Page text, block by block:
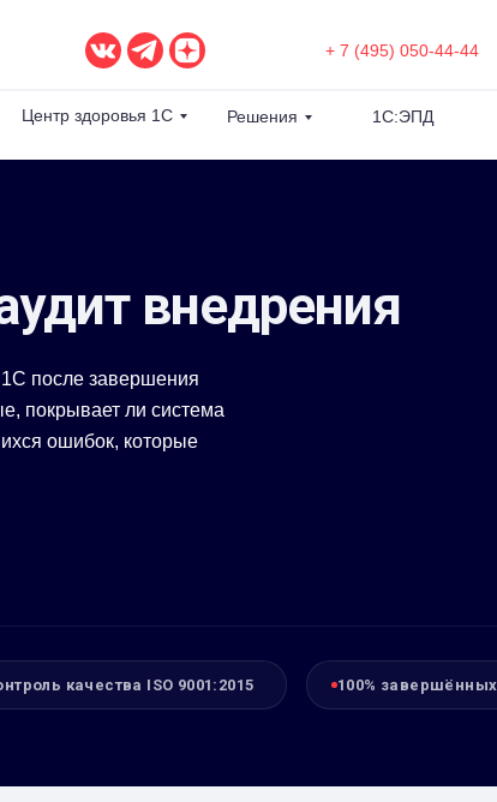
+ 7 (495) 050-44-44
1С:ЭПД
Решения
Центр здоровья 1С
внедрения
1С после завершения
покрывает ли система
ошибок, которые
качества ISO 9001:2015 100%